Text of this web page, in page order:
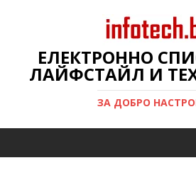
ЕЛЕКТРОННО
ЛАЙФСТАЙЛ И
ЗА ДОБРО